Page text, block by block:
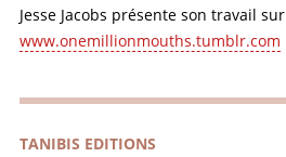
Jesse Jacobs présente son travail
www.onemillionmouths.tumblr.com
TANIBIS EDITIONS